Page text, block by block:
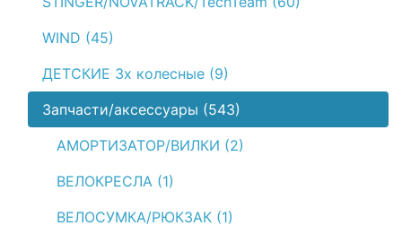
WIND (45)
ДЕТСКИЕ 3х колесные (9)
Запчасти/аксессуары (543)
АМОРТИЗАТОР/ВИЛКИ (2)
ВЕЛОКРЕСЛА (1)
ВЕЛОСУМКА/РЮКЗАК (1)